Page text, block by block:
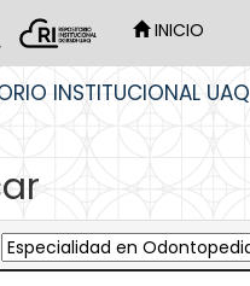
INICIO
INSTITUCIONAL UAQ